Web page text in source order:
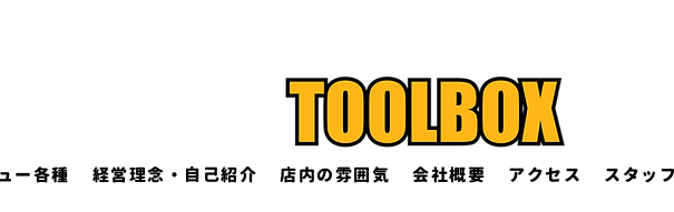
ー各種 経営理念・自己紹介 店内の雰囲気 会社概要 アクセス スタッ